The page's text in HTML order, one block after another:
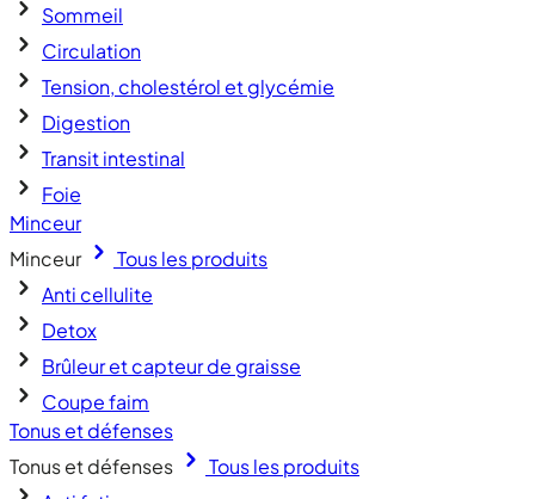
Sommeil
Circulation
Tension, cholestérol et glycémie
Digestion
Transit intestinal
Foie
Minceur
Minceur
Tous les produits
Anti cellulite
Detox
Brûleur et capteur de graisse
Coupe faim
Tonus et défenses
Tonus et défenses
Tous les produits